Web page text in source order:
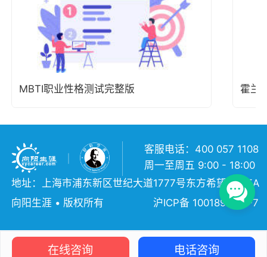
MBTI职业性格测试完整版 霍兰
客服电话：400 057 1108
周一至周五 9:00 - 18:00
地址：上海市浦东新区世纪大道1777号东方希望大厦5A
向阳生涯 • 版权所有
沪ICP备 10018957号-7
在线咨询 电话咨询